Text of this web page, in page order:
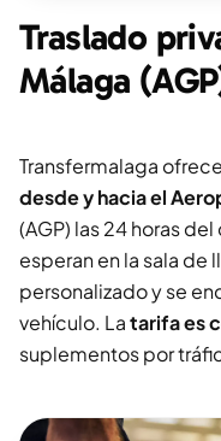
Traslado
Málaga
Transfermalaga
desde y hacia el
(AGP) las 24 horas
esperan en la sala de
personalizado y se
vehículo. Latarifa es
suplementos por